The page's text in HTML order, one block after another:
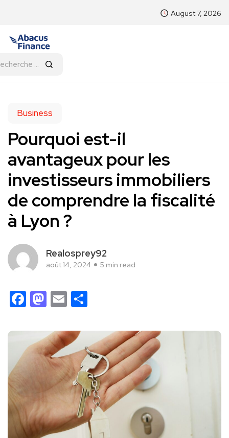
August 7, 2026
Business
Pourquoi est-il
avantageux pour les
investisseurs immobiliers
de comprendre la fiscalité
à Lyon ?
Realosprey92
août 14, 2024 5 min read
Facebook
Mastodon
Email